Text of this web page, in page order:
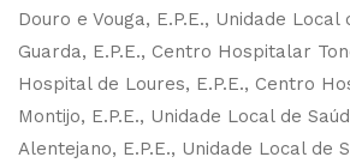
Douro e Vouga, E.P.E., Unidade Local
Guarda, E.P.E., Centro Hospitalar
Hospital de Loures, E.P.E., Centro
Montijo, E.P.E., Unidade Local de
Alentejano, E.P.E., Unidade Local de